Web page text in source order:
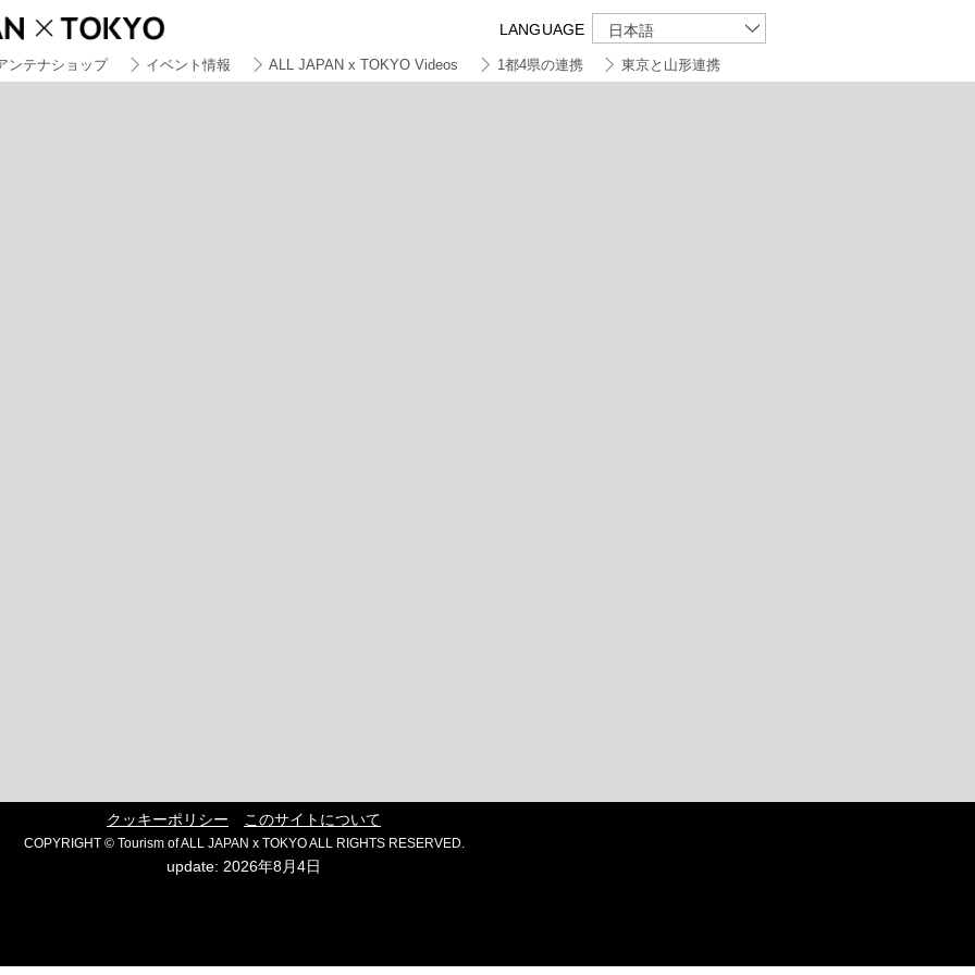
LANGUAGE 日本語
ンテナショップ イベント情報 ALL JAPAN x TOKYO Videos 1都4県の連携 東京と山形連携
クッキーポリシー このサイトについて
COPYRIGHT © Tourism of ALL JAPAN x TOKYO ALL RIGHTS RESERVED.
update: 2026年8月4日